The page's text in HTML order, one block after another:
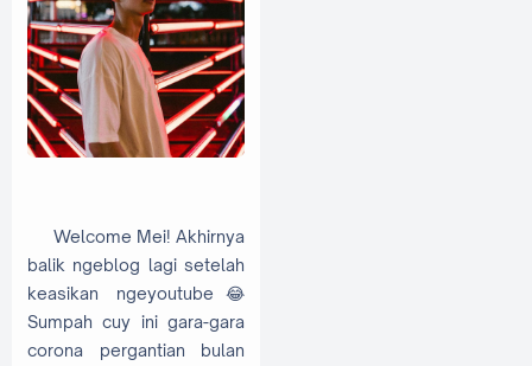
Welcome Mei! Akhirnya
balik ngeblog lagi setelah
keasikan ngeyoutube😂
Sumpah cuy ini gara-gara
corona pergantian bulan